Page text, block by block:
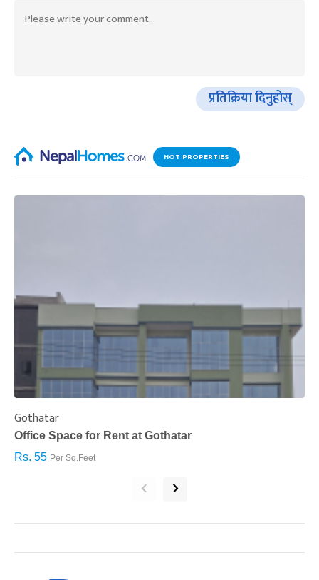
प्रतिक्रिया दिनुहोस्
HOT PROPERTIES
Gothatar
Office Space for Rent at Gothatar
Rs. 55 Per Sq.Feet
‹ ›